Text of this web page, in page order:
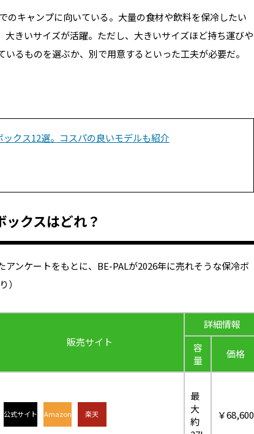
のキャンプに向いている。大量の食材や飲料を保冷したい
きいサイズが活躍。ただし、大きいサイズほど持ち運びや
るものを選ぶか、別で用意するといった工夫が必要だ。
クス12選。コスパの良いモデルも紹介
クスはどれ？
ンケートをもとに、BE-PALが2026年に売れそうな保冷ボ
）
販売サイト
詳細情報
容
量
価格
公式サイト Amazon 楽天
最
大
約
￥68,600